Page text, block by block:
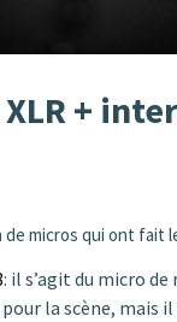
+
micros qui ont fait
: il s’agit du micro de
la scène, mais